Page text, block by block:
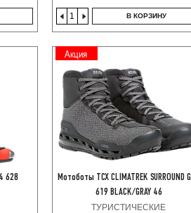
В КОРЗИНУ
628
Акция
Мотоботы TCX CLIMATREK SURROUND
619 BLACK/GRAY 46
ТУРИСТИЧЕСКИЕ